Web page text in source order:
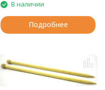
петель.
В наличии
Подробнее